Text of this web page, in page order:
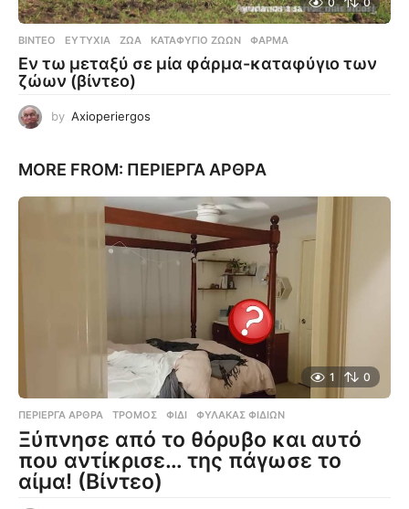
ΒΊΝΤΕΟ ΕΥΤΥΧΊΑ ,ΖΏΑ ,ΚΑΤΑΦΎΓΙΟ ΖΏΩΝ ,ΦΆΡΜΑ
Εν τω μεταξύ σε μία φάρμα-καταφύγιο των
ζώων (βίντεο)
by Axioperiergos
MORE FROM: ΠΕΡΊΕΡΓΑ ΆΡΘΡΑ
1 0
ΠΕΡΊΕΡΓΑ ΆΡΘΡΑ ΤΡΌΜΟΣ ,ΦΊΔΙ ,ΦΎΛΑΚΑΣ ΦΙΔΙΏΝ
Ξύπνησε από το θόρυβο και αυτό
που αντίκρισε… της πάγωσε το
αίμα! (Βίντεο)